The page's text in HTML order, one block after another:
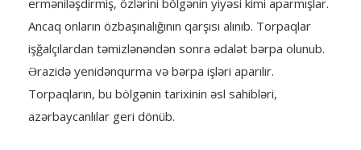
erməniləşdirmiş, özlərini bölgənin yiyəsi kimi aparmışlar.
Ancaq onların özbaşınalığının qarşısı alınıb. Torpaqlar
işğalçılardan təmizlənəndən sonra ədalət bərpa olunub.
Ərazidə yenidənqurma və bərpa işləri aparılır.
Torpaqların, bu bölgənin tarixinin əsl sahibləri,
azərbaycanlılar geri dönüb.